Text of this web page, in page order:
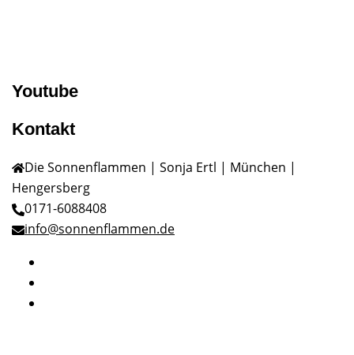
Youtube
Kontakt
Die Sonnenflammen | Sonja Ertl | München |
Hengersberg
0171-6088408
info@sonnenflammen.de